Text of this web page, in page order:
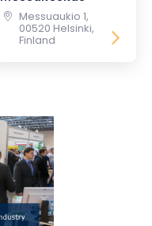
Messuaukio 1,
00520 Helsinki,
Finland